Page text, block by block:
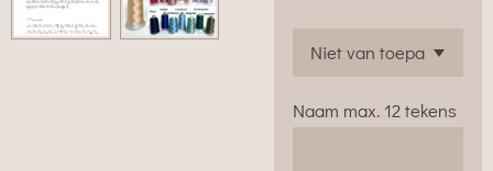
Naam max. 12 tekens